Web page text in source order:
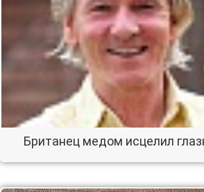
Британец медом исцелил